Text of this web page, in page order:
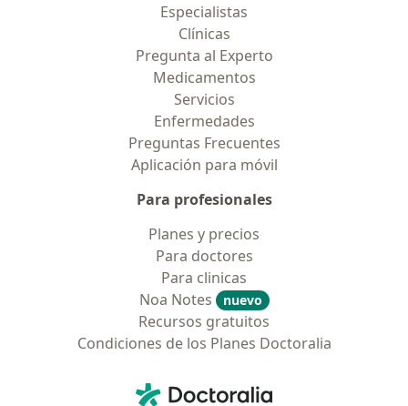
Especialistas
Clínicas
Pregunta al Experto
Medicamentos
Servicios
Enfermedades
Preguntas Frecuentes
Aplicación para móvil
Para profesionales
Planes y precios
Para doctores
Para clinicas
Noa Notes
nuevo
Recursos gratuitos
Condiciones de los Planes Doctoralia
Doctoralia - Página de inicio